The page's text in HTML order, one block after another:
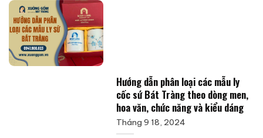
Hướng dẫn phân loại các mẫu ly
cốc sứ Bát Tràng theo dòng men,
hoa văn, chức năng và kiểu dáng
Tháng 9 18, 2024